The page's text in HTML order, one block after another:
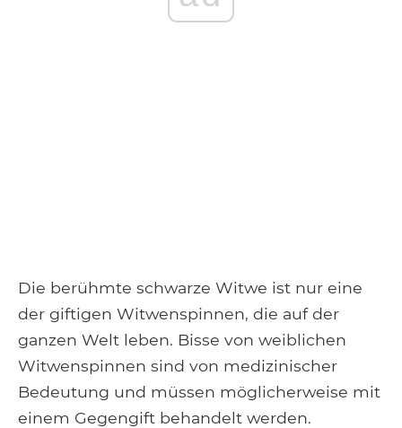
Die berühmte schwarze Witwe ist nur eine
der giftigen Witwenspinnen, die auf der
ganzen Welt leben. Bisse von weiblichen
Witwenspinnen sind von medizinischer
Bedeutung und müssen möglicherweise mit
einem Gegengift behandelt werden.